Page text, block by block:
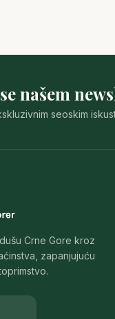
našem
seoskim
Explorer
Crne Gore kroz
zapanjujuću